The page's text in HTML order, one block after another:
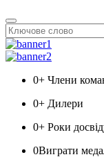
0+ Члени
0+ Дилери
0+ Роки
0Виграти